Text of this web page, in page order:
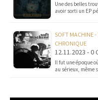
Une des belles
avoir sorti un EP
SOFT MACHINE
CHRONIQUE
12.11.2023 - 0
Il fut une époque
au sérieux, même